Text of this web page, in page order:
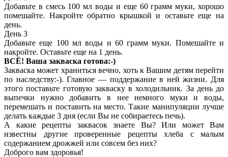
Добавьте в смесь 100 мл воды и еще 60 грамм муки, хорошо
помешайте. Накройте обратно крышкой и оставьте еще на
день.
День 3
Добавьте еще 100 мл воды и 60 грамм муки. Помешайте и
накройте. Оставьте еще на 1 день.
ВСЁ! Ваша закваска готова:-)
Закваска может храниться вечно, хоть к Вашим детям перейти
по наследству:-). Главное — поддержание в ней жизни. Для
этого поставьте готовую закваску в холодильник. За день до
выпечки нужно добавить в нее немного муки и воды,
перемешать и поставить на место. Такие манипуляции лучше
делать каждые 3 дня (если Вы не собираетесь печь).
А какие рецепты заквасок знаете Вы? Или может Вам
известны другие проверенные рецепты хлеба с малым
содержанием дрожжей или совсем без них?
Доброго вам здоровья!